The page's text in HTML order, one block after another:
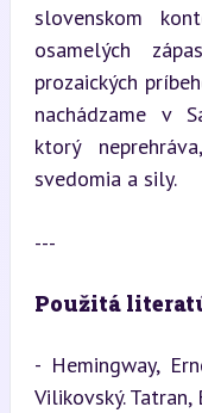
slovenskom
osamelých
prozaických
nachádzame v
ktorý
svedomia a sily.
---
Použitá
- Hemingway,
Vilikovský. Tatran,